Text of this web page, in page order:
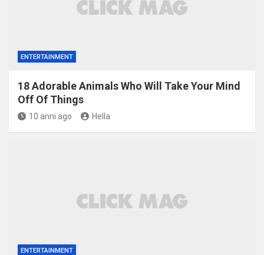
ENTERTAINMENT
18 Adorable Animals Who Will Take Your Mind
Off Of Things
10 anni ago Hella
ENTERTAINMENT